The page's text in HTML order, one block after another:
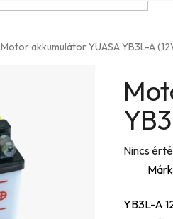
Motor akkumulátor YUASA YB3L-A
A
termék
Nincs
YB3L-A